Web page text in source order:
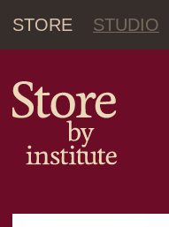
STORE STUDIO